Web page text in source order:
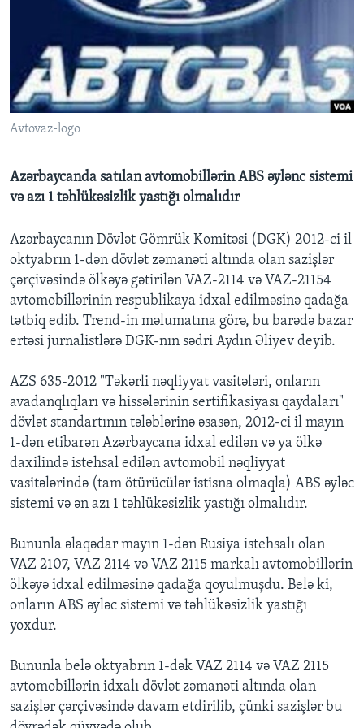
BIZI IZLƏYIN
Dillər
Avtovaz-logo
Azərbaycanda satılan avtomobillərin ABS əylənc sistemi
və azı 1 təhlükəsizlik yastığı olmalıdır
Azərbaycanın Dövlət Gömrük Komitəsi (DGK) 2012-ci il
oktyabrın 1-dən dövlət zəmanəti altında olan sazişlər
çərçivəsində ölkəyə gətirilən VAZ-2114 və VAZ-21154
avtomobillərinin respublikaya idxal edilməsinə qadağa
tətbiq edib. Trend-in məlumatına görə, bu barədə bazar
ertəsi jurnalistlərə DGK-nın sədri Aydın Əliyev deyib.
AZS 635-2012 "Təkərli nəqliyyat vasitələri, onların
avadanqlıqları və hissələrinin sertifikasiyası qaydaları"
dövlət standartının tələblərinə əsasən, 2012-ci il mayın
1-dən etibarən Azərbaycana idxal edilən və ya ölkə
daxilində istehsal edilən avtomobil nəqliyyat
vasitələrində (tam ötürücülər istisna olmaqla) ABS əyləc
sistemi və ən azı 1 təhlükəsizlik yastığı olmalıdır.
Bununla əlaqədar mayın 1-dən Rusiya istehsalı olan
VAZ 2107, VAZ 2114 və VAZ 2115 markalı avtomobillərin
ölkəyə idxal edilməsinə qadağa qoyulmuşdu. Belə ki,
onların ABS əyləc sistemi və təhlükəsizlik yastığı
yoxdur.
Bununla belə oktyabrın 1-dək VAZ 2114 və VAZ 2115
avtomobillərin idxalı dövlət zəmanəti altında olan
sazişlər çərçivəsində davam etdirilib, çünki sazişlər bu